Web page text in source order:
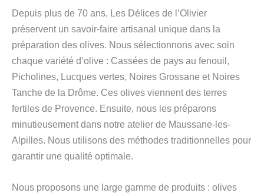
Depuis plus de 70 ans, Les Délices de l’Olivier
préservent un savoir-faire artisanal unique dans la
préparation des olives. Nous sélectionnons avec soin
chaque variété d’olive : Cassées de pays au fenouil,
Picholines, Lucques vertes, Noires Grossane et Noires
Tanche de la Drôme. Ces olives viennent des terres
fertiles de Provence. Ensuite, nous les préparons
minutieusement dans notre atelier de Maussane-les-
Alpilles. Nous utilisons des méthodes traditionnelles pour
garantir une qualité optimale.
Nous proposons une large gamme de produits : olives